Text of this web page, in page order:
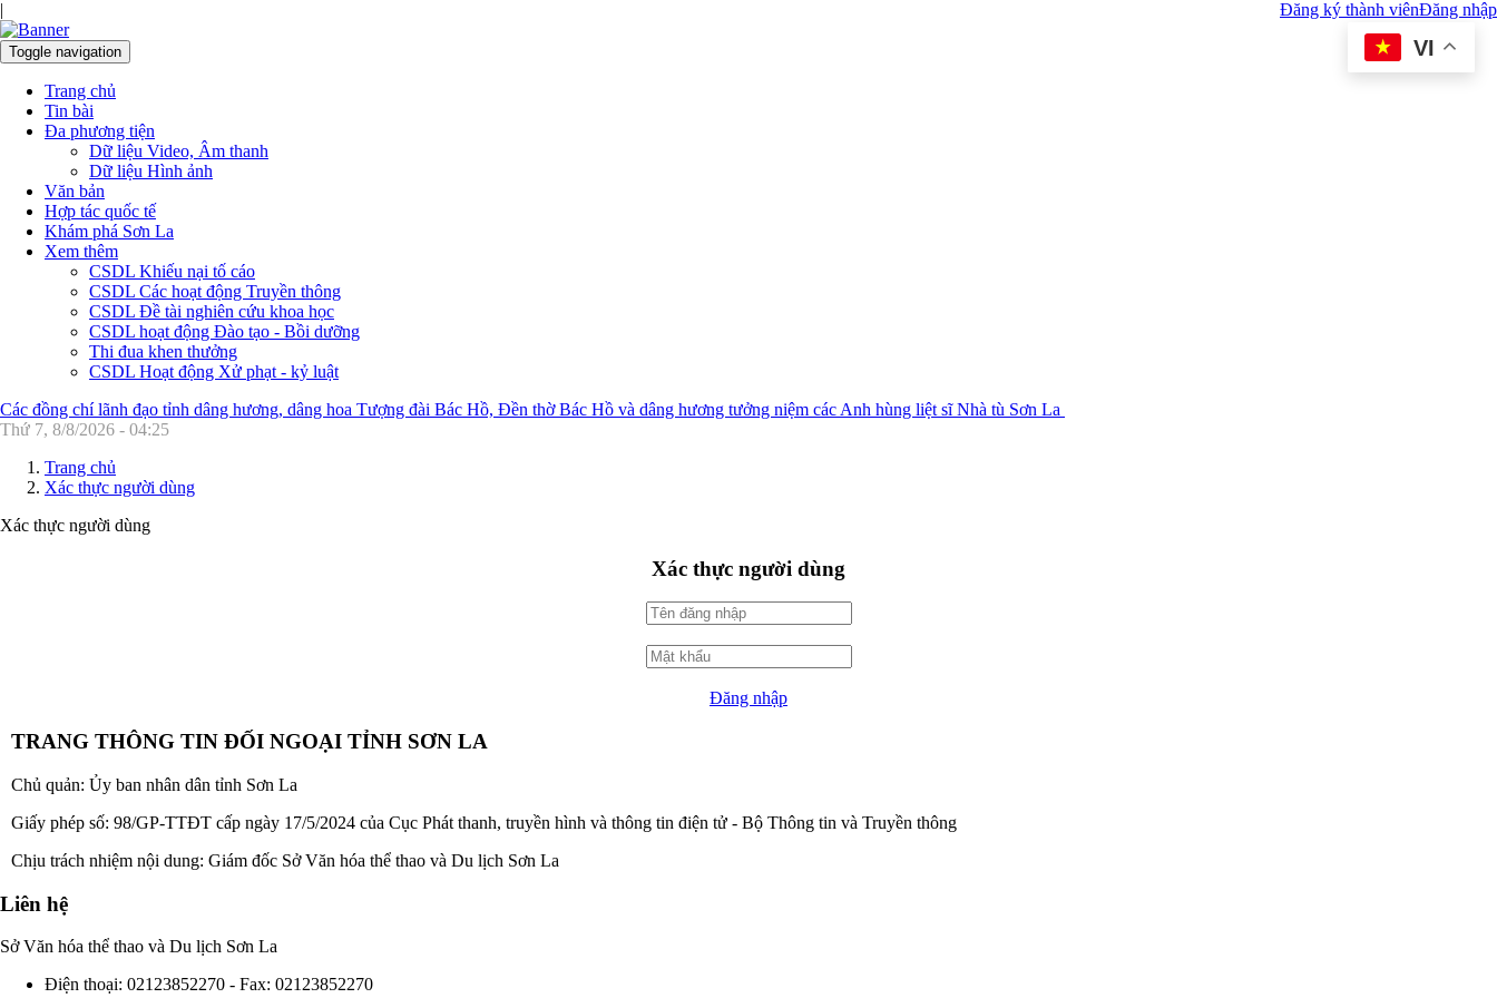
Đăng nhập
| Đăng ký thành viên
Toggle navigation
Trang chủ
Tin bài
Đa phương tiện
Dữ liệu Video, Âm thanh
Dữ liệu Hình ảnh
Văn bản
Hợp tác quốc tế
Khám phá Sơn La
Xem thêm
CSDL Khiếu nại tố cáo
CSDL Các hoạt động Truyền thông
CSDL Đề tài nghiên cứu khoa học
CSDL hoạt động Đào tạo - Bồi dưỡng
Thi đua khen thưởng
CSDL Hoạt động Xử phạt - kỷ luật
VI
Các đồng chí lãnh đạo tỉnh dâng hương, dâng hoa Tượng đài Bác Hồ, Đền thờ Bác Hồ và dâng hương tưởng niệm các Anh hùng liệt sĩ Nhà tù Sơn La
Thứ 7, 8/8/2026 - 04:25
Trang chủ
Xác thực người dùng
Xác thực người dùng
Xác thực người dùng
Đăng nhập
TRANG THÔNG TIN ĐỐI NGOẠI TỈNH SƠN LA
Chủ quản: Ủy ban nhân dân tỉnh Sơn La
Giấy phép số: 98/GP-TTĐT cấp ngày 17/5/2024 của Cục Phát thanh, truyền hình và thông tin điện tử - Bộ Thông tin và Truyền thông
Chịu trách nhiệm nội dung: Giám đốc Sở Văn hóa thể thao và Du lịch Sơn La
Liên hệ
Sở Văn hóa thể thao và Du lịch Sơn La
Điện thoại: 02123852270 - Fax: 02123852270